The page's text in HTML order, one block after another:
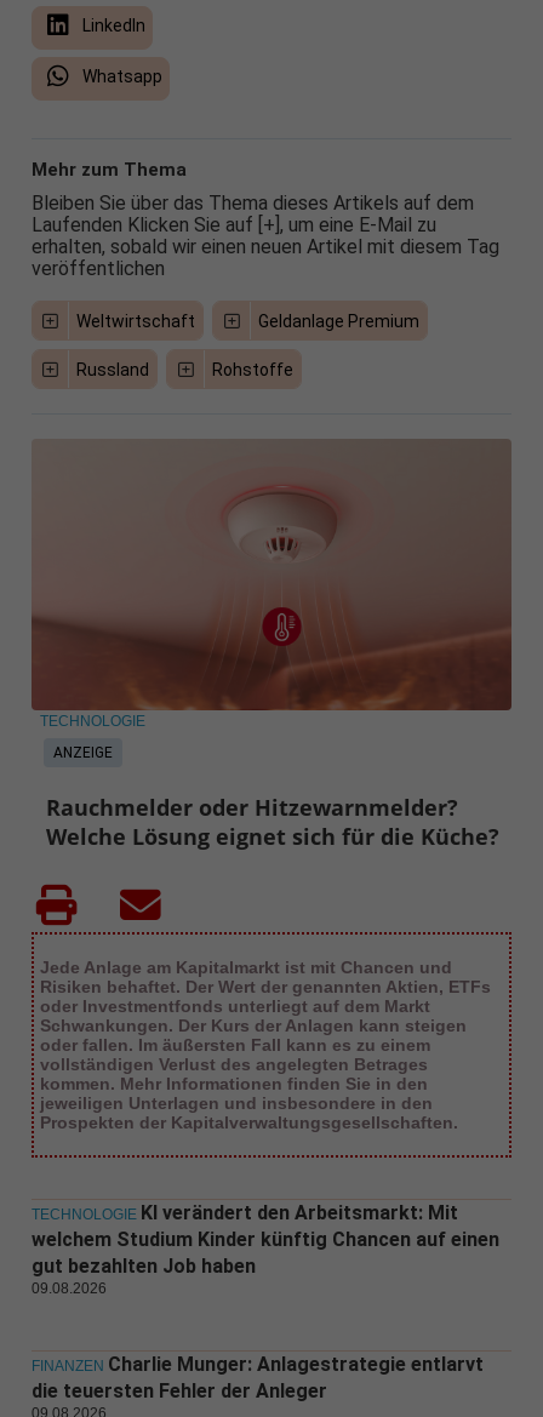
LinkedIn
Whatsapp
Mehr zum Thema
Bleiben Sie über das Thema dieses Artikels auf dem
Laufenden Klicken Sie auf [+], um eine E-Mail zu
erhalten, sobald wir einen neuen Artikel mit diesem Tag
veröffentlichen
Weltwirtschaft Geldanlage Premium
Russland Rohstoffe
ANZEIGE
TECHNOLOGIE
Rauchmelder oder Hitzewarnmelder?
Welche Lösung eignet sich für die Küche?
Jede Anlage am Kapitalmarkt ist mit Chancen und
Risiken behaftet. Der Wert der genannten Aktien, ETFs
oder Investmentfonds unterliegt auf dem Markt
Schwankungen. Der Kurs der Anlagen kann steigen
oder fallen. Im äußersten Fall kann es zu einem
vollständigen Verlust des angelegten Betrages
kommen. Mehr Informationen finden Sie in den
jeweiligen Unterlagen und insbesondere in den
Prospekten der Kapitalverwaltungsgesellschaften.
TECHNOLOGIE KI verändert den Arbeitsmarkt: Mit
welchem Studium Kinder künftig Chancen auf einen
gut bezahlten Job haben
09.08.2026
FINANZEN Charlie Munger: Anlagestrategie entlarvt
die teuersten Fehler der Anleger